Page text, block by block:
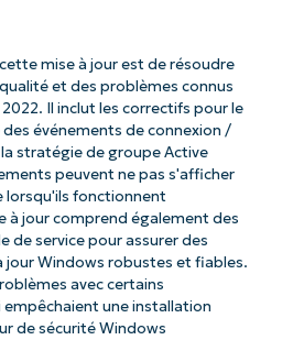
mise à jour est de résoudre
et des problèmes connus
Il inclut les correctifs pour le
événements de connexion /
stratégie de groupe Active
peuvent ne pas s'afficher
lorsqu'ils fonctionnent
à jour comprend également des
de service pour assurer des
jour Windows robustes et fiables.
avec certains
une installation
de sécurité Windows